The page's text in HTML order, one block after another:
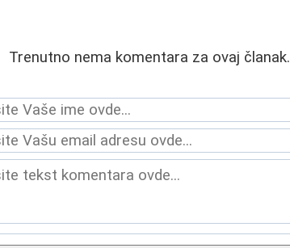
Trenutno nema komentara za ovaj članak.